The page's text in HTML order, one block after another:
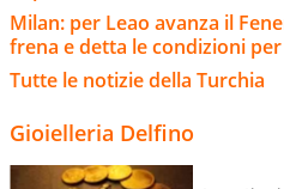
Milan: per Leao avanza il
frena e detta le condizioni per
Tutte le notizie della Turchia
Gioielleria Delfino